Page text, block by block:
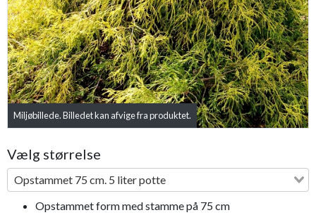
Miljøbillede. Billedet kan afvige fra produktet.
Vælg størrelse
Opstammet 75 cm. 5 liter potte
Opstammet form med stamme på 75 cm